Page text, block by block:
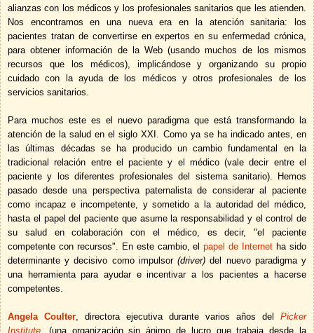
alianzas con los médicos y los profesionales sanitarios que les atienden.
Nos encontramos en una nueva era en la atención sanitaria: los
pacientes tratan de convertirse en expertos en su enfermedad crónica,
para obtener información de la Web (usando muchos de los mismos
recursos que los médicos), implicándose y organizando su propio
cuidado con la ayuda de los médicos y otros profesionales de los
servicios sanitarios.
Para muchos este es el nuevo paradigma que está transformando la
atención de la salud en el siglo XXI. Como ya se ha indicado antes, en
las últimas décadas se ha producido un cambio fundamental en la
tradicional relación entre el paciente y el médico (vale decir entre el
paciente y los diferentes profesionales del sistema sanitario). Hemos
pasado desde una perspectiva paternalista de considerar al paciente
como incapaz e incompetente, y sometido a la autoridad del médico,
hasta el papel del paciente que asume la responsabilidad y el control de
su salud en colaboración con el médico, es decir, "el paciente
competente con recursos". En este cambio, elpapel de Internet ha sido
determinante y decisivo como impulsor(driver) del nuevo paradigma y
una herramienta para ayudar e incentivar a los pacientes a hacerse
competentes.
Angela Coulter , directora ejecutiva durante varios años del Picker
Institute
(una organización sin ánimo de lucro que trabaja desde la